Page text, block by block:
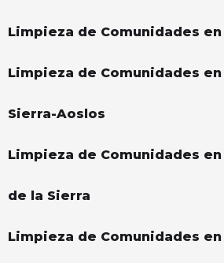
Limpieza de Comunidades
Limpieza de Comunidades
Sierra-Aoslos
Limpieza de Comunidades
de la Sierra
Limpieza de Comunidades